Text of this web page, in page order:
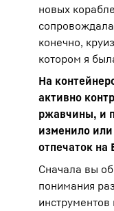
новых
конечно,
котором я
На
активно
ржавчины, и
изменило
отпечаток
Сначала вы
понимания
инструментов